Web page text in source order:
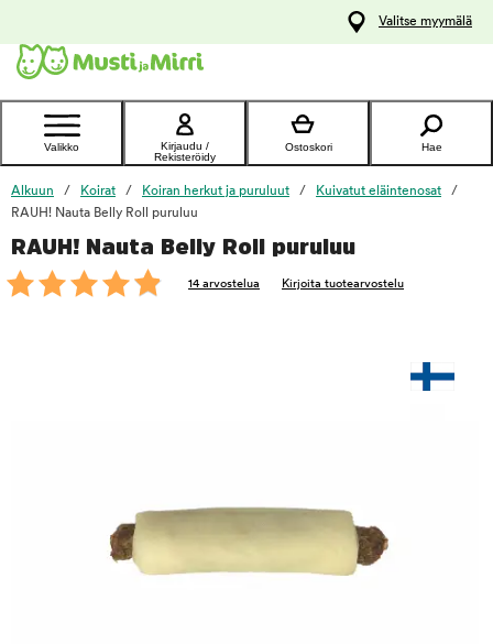
Ota yhteyttä
asiakaspalveluun
Valitse myymälä
Valikko
Kirjaudu /
Rekisteröidy
Ostoskori Hae
Alkuun Koirat Koiran herkut ja puruluut
Kuivatut eläintenosat
RAUH! Nauta Belly Roll puruluu
RAUH! Nauta Belly Roll puruluu
14 arvostelua Kirjoita tuotearvostelu
foo